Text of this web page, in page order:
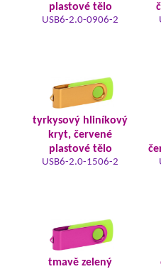
plastové tělo
USB6-2.0-0906-2
tyrkysový hliníkový
kryt, červené
plastové tělo
USB6-2.0-1506-2
tmavě zelený